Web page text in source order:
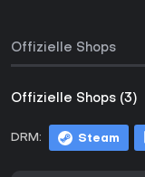
Offizielle Shops
Offizielle Shops (3)
DRM: Steam